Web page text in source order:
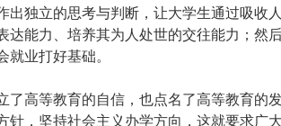
出独立的思考与判断，让大学生通过吸收
达能力、培养其为人处世的交往能力；然
就业打好基础。
了高等教育的自信，也点名了高等教育的
针，坚持社会主义办学方向，这就要求广